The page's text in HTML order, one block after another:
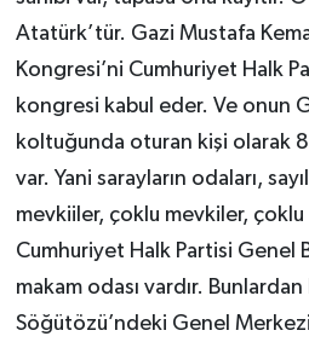
Atatürk’tür. Gazi Mustafa
Kongresi’ni Cumhuriyet Halk
kongresi kabul eder. Ve onun
koltuğunda oturan kişi olarak
var. Yani sarayların odaları,
mevkiiler, çoklu mevkiler, çoklu
Cumhuriyet Halk Partisi Genel
makam odası vardır.
Söğütözü’ndeki Genel